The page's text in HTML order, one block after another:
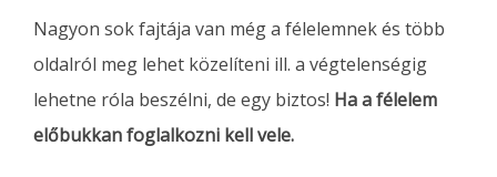
Nagyon sok fajtája van még a félelemnek és több
oldalról meg lehet közelíteni ill. a végtelenségig
lehetne róla beszélni, de egy biztos! Ha a félelem
előbukkan foglalkozni kell vele.